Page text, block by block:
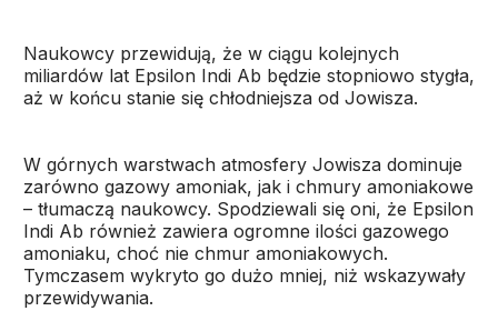
Naukowcy przewidują, że w ciągu kolejnych
miliardów lat Epsilon Indi Ab będzie stopniowo stygła,
aż w końcu stanie się chłodniejsza od Jowisza.
W górnych warstwach atmosfery Jowisza dominuje
zarówno gazowy amoniak, jak i chmury amoniakowe
– tłumaczą naukowcy. Spodziewali się oni, że Epsilon
Indi Ab również zawiera ogromne ilości gazowego
amoniaku, choć nie chmur amoniakowych.
Tymczasem wykryto go dużo mniej, niż wskazywały
przewidywania.